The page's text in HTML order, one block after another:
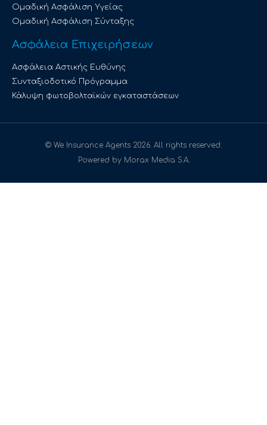
Ομαδική Ασφάλιση Υγείας
Ομαδική Ασφάλιση Σύνταξης
Ασφάλεια Επιχειρήσεων
Ασφάλεια Αστικής Ευθύνης
Συνταξιοδοτικό Πρόγραμμα
Κάλυψη φωτοβολταϊκών εγκαταστάσεων
© We Insurance Agents 2026. All rights reserved.
Powered by Morax Media S.A.